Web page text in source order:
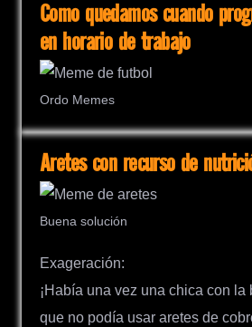
Como quedamos cuando
en horario de trabajo
Ordo Memes
Aretes con recurso de
Buena solución
Exageración:
¡Había una vez una chica con la
que no podía usar aretes de